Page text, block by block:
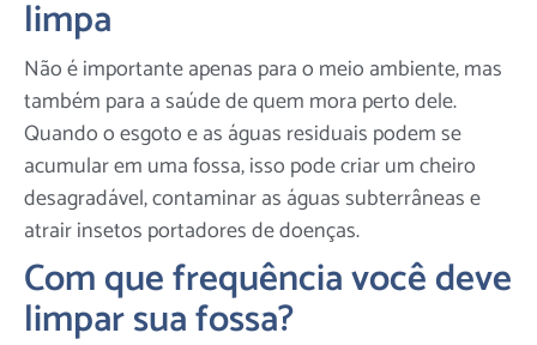
limpa
Não é importante apenas para o meio ambiente, mas
também para a saúde de quem mora perto dele.
Quando o esgoto e as águas residuais podem se
acumular em uma fossa, isso pode criar um cheiro
desagradável, contaminar as águas subterrâneas e
atrair insetos portadores de doenças.
Com que frequência você deve
limpar sua fossa?